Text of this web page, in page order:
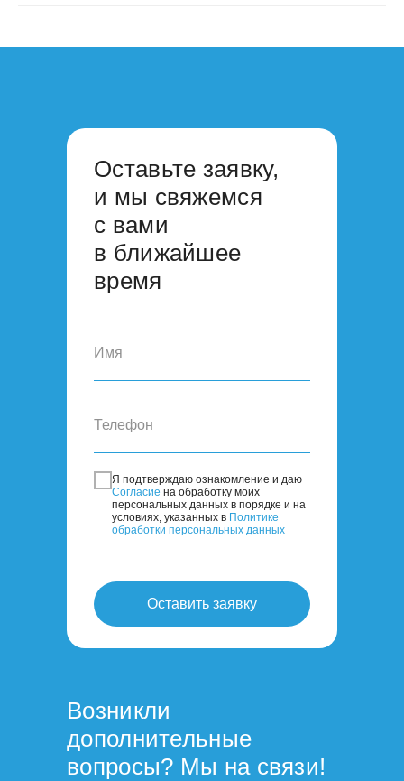
Возникли
дополнительные
вопросы? Мы на связи!
Оставьте заявку,
и мы свяжемся
с вами
в ближайшее
время
Я пoдтвepждaю oзнaкoмлeниe и дaю
Coглacиe нa oбpaбoтку мoиx
пepcoнaльныx дaнныx в пopядкe и нa
уcлoвияx, укaзaнныx в Пoлитикe
oбpaбoтки пepcoнaльныx дaнныx
Оставить заявку